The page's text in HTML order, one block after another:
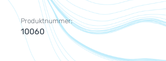
Produktnummer:
10060